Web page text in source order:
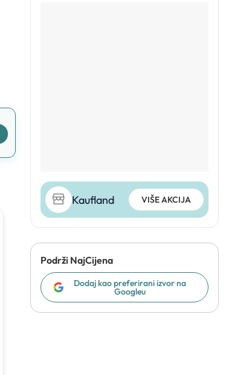
Kaufland VIŠE AKCIJA
Podrži NajCijena
Dodaj kao preferirani izvor na
Googleu